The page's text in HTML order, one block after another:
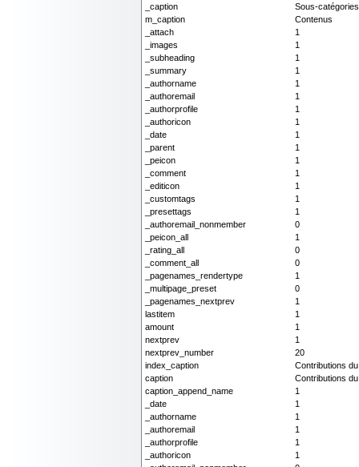
_caption
Sous-
m_caption
Contenus
_attach
1
_images
1
_subheading
1
_summary
1
_authorname
1
_authoremail
1
_authorprofile
1
_authoricon
1
_date
1
_parent
1
_peicon
1
_comment
1
_editicon
1
_customtags
1
_presettags
1
_authoremail_nonmember
0
_peicon_all
1
_rating_all
0
_comment_all
0
_pagenames_rendertype
1
_multipage_preset
0
_pagenames_nextprev
1
lastitem
1
amount
1
nextprev
1
nextprev_number
20
index_caption
Contributions
caption
Contributions
caption_append_name
1
_date
1
_authorname
1
_authoremail
1
_authorprofile
1
_authoricon
1